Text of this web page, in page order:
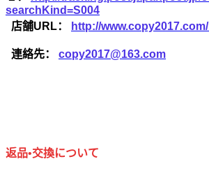
searchKind=S004
店舗URL：
http://www.copy2017.com/
連絡先： copy2017@163.com
返品•交換について